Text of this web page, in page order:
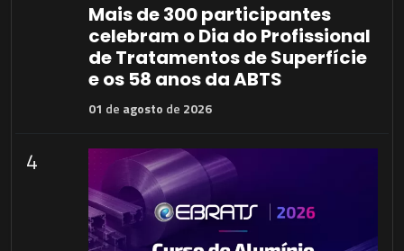
Mais de 300 participantes
celebram o Dia do Profissional
de Tratamentos de Superfície
e os 58 anos da ABTS
01 de agosto de 2026
4